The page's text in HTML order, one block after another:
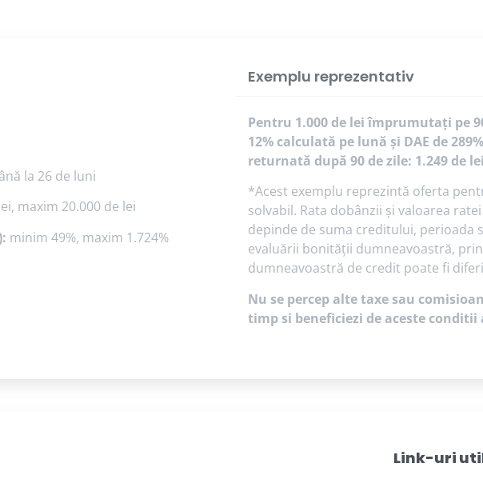
la 26 de luni
maxim 20.000 de lei
minim 49%, maxim 1.724%
Exemplu reprezentativ
Pentru 1.000 de lei împrumutați pe
12% calculată pe lună și DAE de
returnată după 90 de zile: 1.249 de lei
*Acest exemplu reprezintă oferta
solvabil. Rata dobânzii și valoarea
depinde de suma creditului, perioada
evaluării bonității dumneavoastră,
dumneavoastră de credit poate fi
Nu se percep alte taxe sau
timp si beneficiezi de aceste conditii
Link-uri